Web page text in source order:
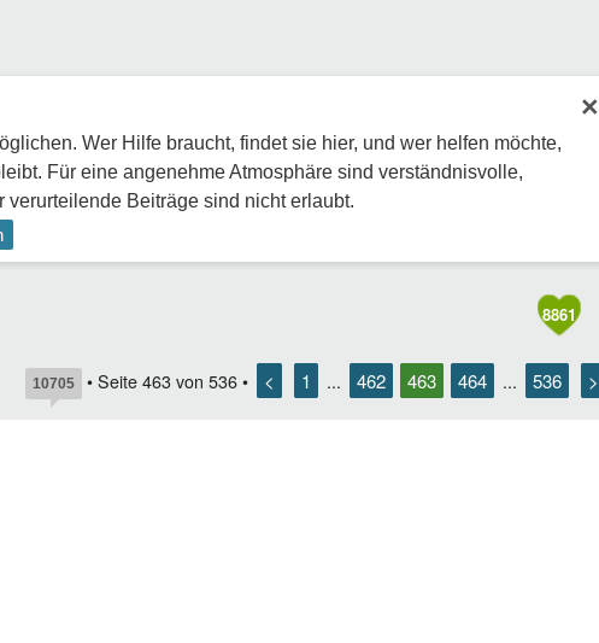
×
Wer Hilfe braucht, findet sie hier, und wer helfen möchte,
Für eine angenehme Atmosphäre sind verständnisvolle,
Beiträge sind nicht erlaubt.
8861
10705 • Seite 463 von 536 • < 1 ... 462 463 464 ... 536 >